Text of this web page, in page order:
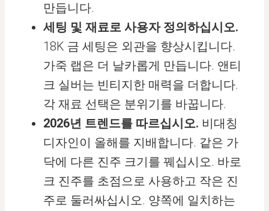
만듭니다.
세팅 및 재료로 사용자 정의하십시오.
18K 금 세팅은 외관을 향상시킵니다.
가죽 랩은 더 날카롭게 만듭니다. 앤티
크 실버는 빈티지한 매력을 더합니다.
각 재료 선택은 분위기를 바꿉니다.
2026년 트렌드를 따르십시오. 비대칭
디자인이 올해를 지배합니다. 같은 가
닥에 다른 진주 크기를 꿰십시오. 바로
크 진주를 초점으로 사용하고 작은 진
주로 둘러싸십시오. 양쪽에 일치하는